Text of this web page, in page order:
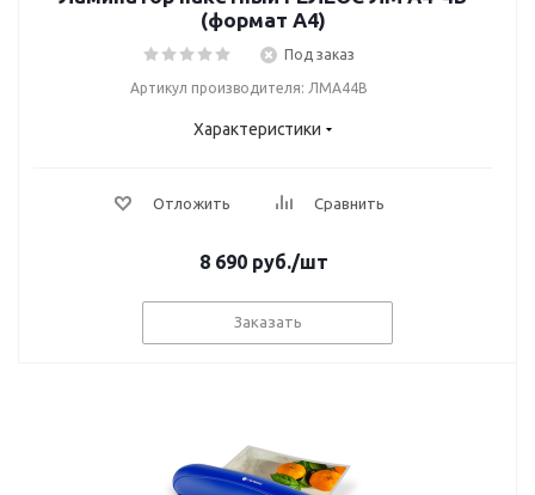
(формат А4)
Под заказ
Артикул производителя: ЛМА44В
Характеристики
Отложить Сравнить
8 690руб./шт
Заказать